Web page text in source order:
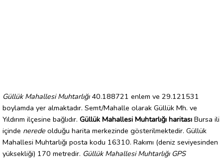
Güllük Mahallesi Muhtarlığı40.188721 enlem ve 29.121531
boylamda yer almaktadır. Semt/Mahalle olarak Güllük Mh. ve
Yıldırım ilçesine bağlıdır. Güllük Mahallesi Muhtarlığı haritası Bursa ili
içinde nerede olduğu harita merkezinde gösterilmektedir. Güllük
Mahallesi Muhtarlığı posta kodu 16310. Rakımı (deniz seviyesinden
yüksekliği) 170 metredir. Güllük Mahallesi Muhtarlığı GPS